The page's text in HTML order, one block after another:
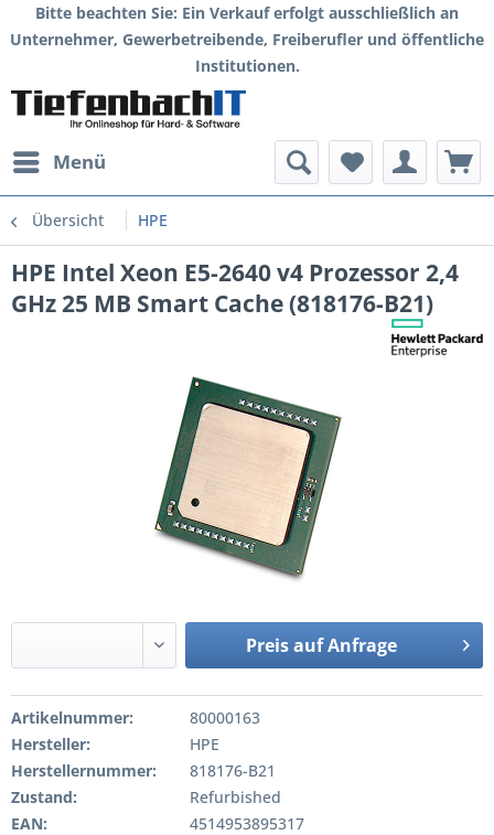
Bitte beachten Sie: Ein Verkauf erfolgt ausschließlich an
Unternehmer, Gewerbetreibende, Freiberufler und öffentliche
Institutionen.
Menü
Übersicht HPE
HPE Intel Xeon E5-2640 v4 Prozessor 2,4
GHz 25 MB Smart Cache (818176-B21)
Preis auf Anfrage
Artikelnummer:
80000163
Hersteller:
HPE
Herstellernummer:
818176-B21
Zustand:
Refurbished
EAN:
4514953895317